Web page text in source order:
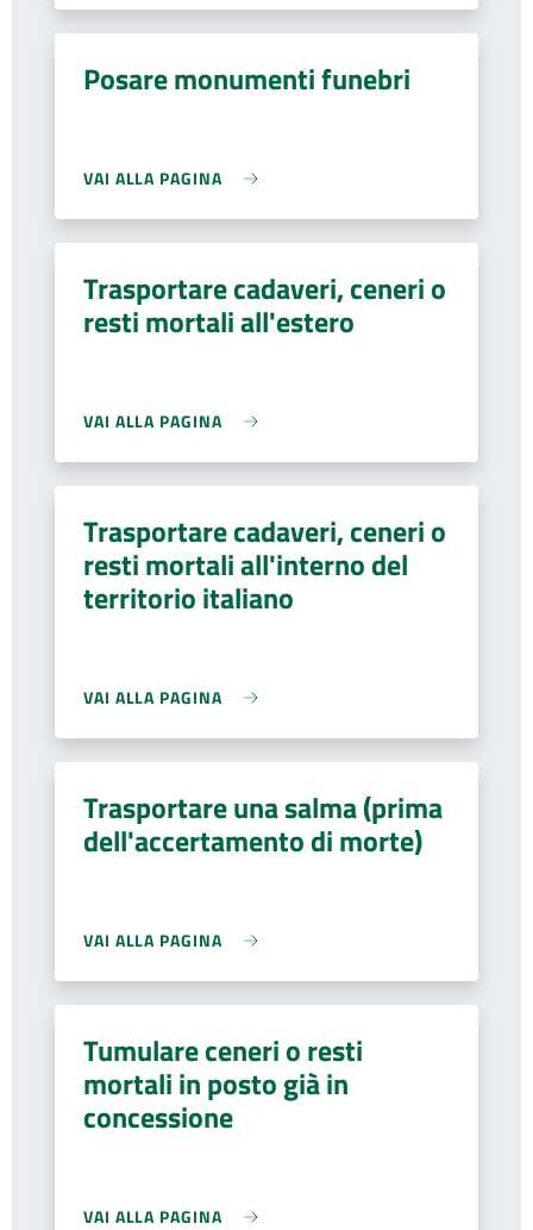
Posare monumenti funebri
VAI ALLA PAGINA
Trasportare cadaveri, ceneri o
resti mortali all'estero
VAI ALLA PAGINA
Trasportare cadaveri, ceneri o
resti mortali all'interno del
territorio italiano
VAI ALLA PAGINA
Trasportare una salma (prima
dell'accertamento di morte)
VAI ALLA PAGINA
Tumulare ceneri o resti
mortali in posto già in
concessione
VAI ALLA PAGINA